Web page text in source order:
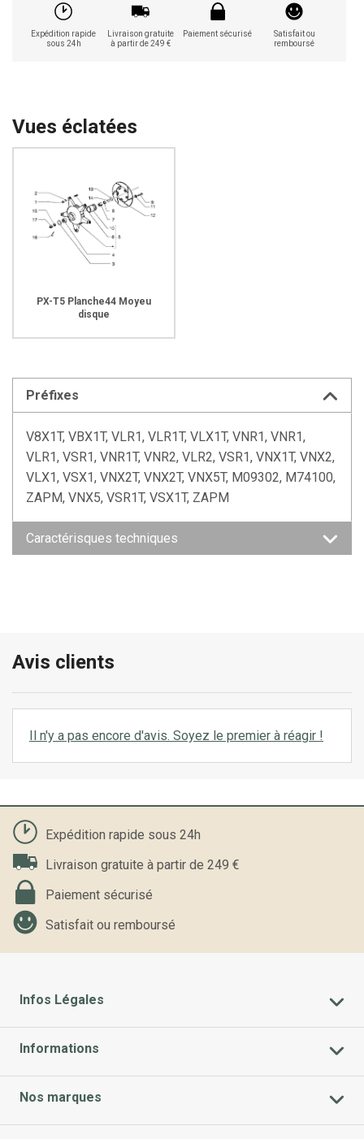
Expédition rapide
sous 24h
Livraison gratuite
à partir de 249 €
Paiement sécurisé
Satisfait ou
remboursé
Vues éclatées
PX-T5 Planche44 Moyeu
disque
Préfixes
V8X1T, VBX1T, VLR1, VLR1T, VLX1T, VNR1, VNR1,
VLR1, VSR1, VNR1T, VNR2, VLR2, VSR1, VNX1T, VNX2,
VLX1, VSX1, VNX2T, VNX2T, VNX5T, M09302, M74100,
ZAPM, VNX5, VSR1T, VSX1T, ZAPM
Caractérisques techniques
Avis clients
Il n'y a pas encore d'avis. Soyez le premier à réagir !
Expédition rapide sous 24h
Livraison gratuite à partir de 249 €
Paiement sécurisé
Satisfait ou remboursé
Infos Légales
Informations
Nos marques